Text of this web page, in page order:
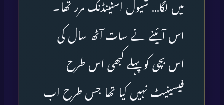
میں لگا… شیول اسٹینڈنگ مرر تھا۔
اس آئینے نے سات آٹھ سال کی
اس بچی کو پہلے کبھی اس طرح
فیسینیٹ نہیں کیا تھا جس طرح اب